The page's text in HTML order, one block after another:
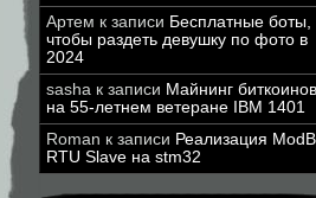
Артем к записи Бесплатные боты,
чтобы раздеть девушку по фото в
2024
sasha к записи Майнинг биткоинов
на 55-летнем ветеране IBM 1401
Roman к записи Реализация
RTU Slave на stm32